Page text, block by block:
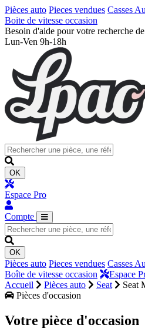
Pièces auto Pieces vendues Casses
Boite de vitesse occasion
Besoin d'aide pour votre recherche
Lun-Ven 9h-18h
OK
Espace Pro
Compte
OK
Pièces auto Pieces vendues Casses
Boîte de vitesse occasion
Espace
Accueil
Pièces auto Seat
Seat
Pièces d'occasion
Votre pièce d'occasion